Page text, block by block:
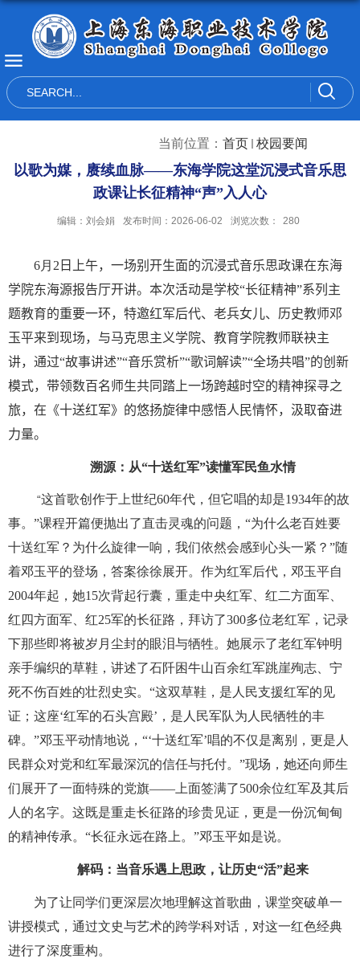
当前位置： 首页 校园要闻
以歌为媒，赓续血脉——东海学院这堂沉浸式音乐思
政课让长征精神“声”入人心
编辑：刘会娟 发布时间：2026-06-02 浏览次数： 280
6月 2 日上午，一场别开生面的沉浸式音乐思政课在东海
学院东海源报告厅开讲。本次活动是学校“长征精神”系列主
题教育的重要一环，特邀红军后代、老兵女儿、历史教师邓
玉平来到现场，与马克思主义学院、教育学院教师联袂主
讲，通过“故事讲述”“音乐赏析”“歌词解读”“全场共唱”的创新
模式，带领数百名师生共同踏上一场跨越时空的精神探寻之
旅， 在《十送红军》的悠扬旋律中感悟人民情怀，汲取奋进
力量。
溯源：从“十送红军”读懂军民鱼水情
“这首歌创作于上世纪60年代，但它唱的却是1934年的故
事。”课程开篇便抛出了直击灵魂的问题，“为什么老百姓要
十送红军？为什么旋律一响，我们依然会感到心头一紧？”随
着邓玉平的登场，答案徐徐展开。作为红军后代，邓玉平自
2004年起，她15次背起行囊，重走中央红军、红二方面军、
红四方面军、红25军的长征路，拜访了300多位老红军，记录
下那些即将被岁月尘封的眼泪与牺牲。她展示了老红军钟明
亲手编织的草鞋，讲述了石阡困牛山百余红军跳崖殉志、宁
死不伤百姓的壮烈史实。“这双草鞋，是人民支援红军的见
证；这座‘红军的石头宫殿’，是人民军队为人民牺牲的丰
碑。”邓玉平动情地说，“‘十送红军’唱的不仅是离别，更是人
民群众对党和红军最深沉的信任与托付。”现场，她还向师生
们展开了一面特殊的党旗——上面签满了500余位红军及其后
人的名字。这既是重走长征路的珍贵见证，更是一份沉甸甸
的精神传承。“长征永远在路上。”邓玉平如是说。
解码：当音乐遇上思政，让历史“活”起来
为了让同学们更深层次地理解这首歌曲，课堂突破单一
讲授模式，通过文史与艺术的跨学科对话，对这一红色经典
进行了深度重构。